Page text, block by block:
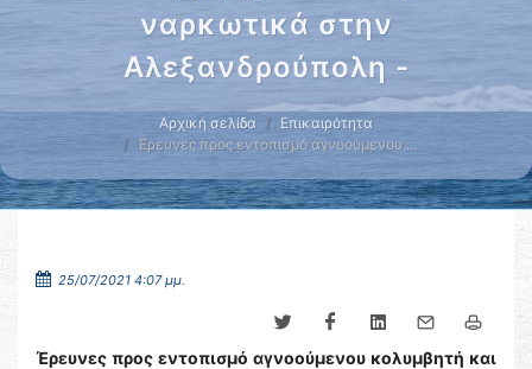
ναρκωτικά στην
Αλεξανδρούπολη -
Αρχική σελίδα
Επικαιρότητα
Έρευνες προς εντοπισμό αγνοούμενου …
25/07/2021 4:07 μμ.
Έρευνες προς εντοπισμό αγνοούμενου κολυμβητή και